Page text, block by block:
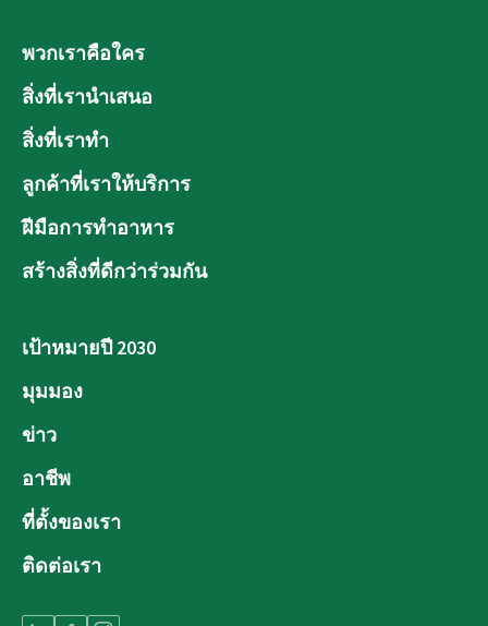
พวกเราคือใคร
สิ่งที่เรานำเสนอ
สิ่งที่เราทำ
ลูกค้าที่เราให้บริการ
ฝีมือการทำอาหาร
สร้างสิ่งที่ดีกว่าร่วมกัน
เป้าหมายปี 2030
มุมมอง
ข่าว
อาชีพ
ที่ตั้งของเรา
ติดต่อเรา